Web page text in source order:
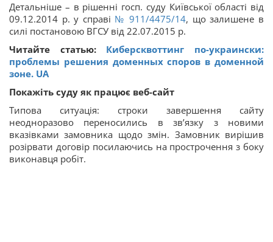
Детальніше – в рішенні госп. суду Київської області від
09.12.2014 р. у справі № 911/4475/14, що залишене в
силі постановою ВГСУ від 22.07.2015 р.
Читайте статью:
Киберсквоттинг по-украински:
проблемы решения доменных споров в доменной
зоне. UA
Покажіть суду як працює веб-сайт
Типова ситуація: строки завершення сайту
неодноразово переносились в зв’язку з новими
вказівками замовника щодо змін. Замовник вирішив
розірвати договір посилаючись на прострочення з боку
виконавця робіт.